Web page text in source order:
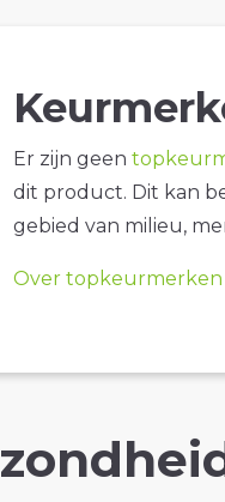
Er zijn geen
dit product. Dit kan
gebied van milieu,
Over topkeurmerken